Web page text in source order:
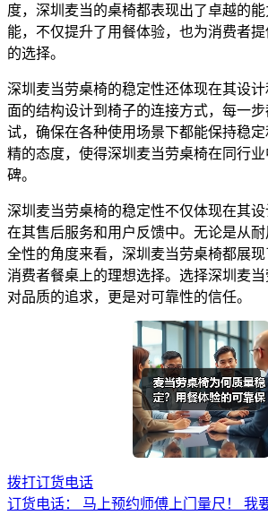
度，深圳麦当的桌椅都表现出了卓越的
能，不仅提升了用餐体验，也为消费者
的选择。
深圳麦当劳桌椅的稳定性还体现在其设
面的结构设计到椅子的连接方式，每一
试，确保在各种使用场景下都能保持稳
精的态度，使得深圳麦当劳桌椅在同行
碑。
深圳麦当劳桌椅的稳定性不仅体现在其
在其售后服务和用户反馈中。无论是从
全性的角度来看，深圳麦当劳桌椅都展
消费者餐桌上的理想选择。选择深圳麦
对品质的追求，更是对可靠性的信任。
拨打订货电话
订货电话：
马上预约师傅上门量尺！ 我